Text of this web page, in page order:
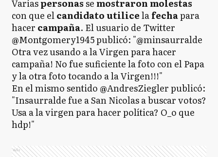
Variaspersonasse mostraron molestas
con que elcandidato utilicelafechapara
hacer campaña. El usuario de Twitter
@Montgomery1945 publicó: "@minsaurralde
Otra vez usando a la Virgen para hacer
campaña! No fue suficiente la foto con el Papa
y la otra foto tocando a la Virgen!!!"
En el mismo sentido @AndresZiegler publicó:
"Insaurralde fue a San Nicolas a buscar votos?
Usa a la virgen para hacer política? O_o que
hdp!"
Ads